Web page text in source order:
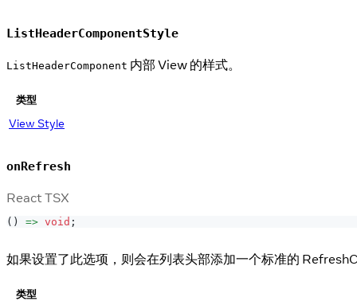
ListHeaderComponentStyle
ListHeaderComponent 内部 View 的样式。
类型
View Style
onRefresh
React TSX
( ) => void ;
如果设置了此选项，则会在列表头部添加一个标准的
类型